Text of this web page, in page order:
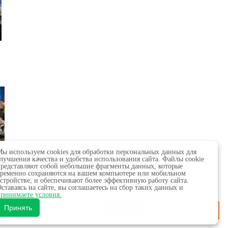
в сфере связи,
используем cookies для обработки персональных данных для
качества и удобства использования сайта. Файлы cookie
собой небольшие фрагменты данных, которые
сохраняются на вашем компьютере или мобильном
и обеспечивают более эффективную работу сайта.
на сайте, вы соглашаетесь на сбор таких данных и
условия.
Принять